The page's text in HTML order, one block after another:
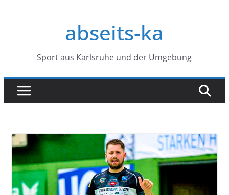
abseits-ka
Sport aus Karlsruhe und der Umgebung